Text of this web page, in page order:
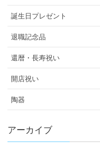
誕生日プレゼント
退職記念品
還暦・長寿祝い
開店祝い
陶器
アーカイブ